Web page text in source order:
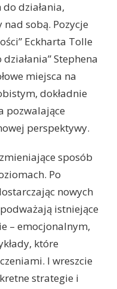
działania,
sobą. Pozycje
Eckharta Tolle
Stephena
miejsca na
dokładnie
pozwalające
perspektywy.
sposób
Po
nowych
istniejące
– emocjonalnym,
które
I wreszcie
strategie i